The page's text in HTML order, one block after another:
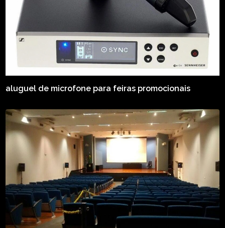
aluguel de microfone para feiras promocionais